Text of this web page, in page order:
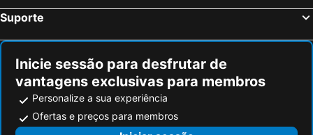
Suporte
Inicie sessão para desfrutar de
vantagens exclusivas para membros
Personalize a sua experiência
Ofertas e preços para membros